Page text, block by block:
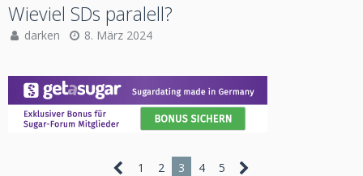
Wieviel SDs paralell?
darken 8. März 2024
1 2 3 4 5